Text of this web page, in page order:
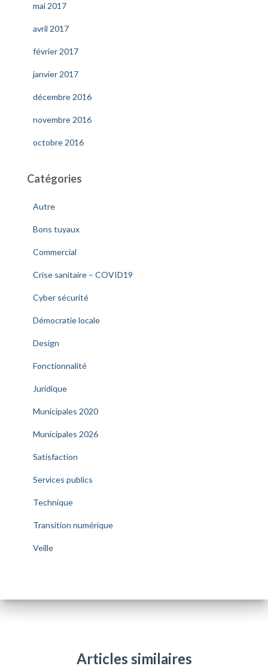
mai 2017
avril 2017
février 2017
janvier 2017
décembre 2016
novembre 2016
octobre 2016
Catégories
Autre
Bons tuyaux
Commercial
Crise sanitaire – COVID19
Cyber sécurité
Démocratie locale
Design
Fonctionnalité
Juridique
Municipales 2020
Municipales 2026
Satisfaction
Services publics
Technique
Transition numérique
Veille
Articles similaires